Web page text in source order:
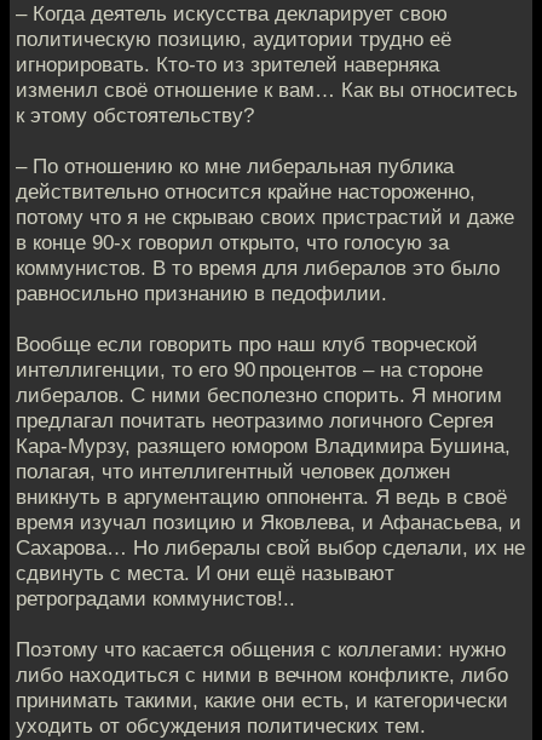
– Когда деятель искусства декларирует свою
политическую позицию, аудитории трудно её
игнорировать. Кто-то из зрителей наверняка
изменил своё отношение к вам… Как вы относитесь
к этому обстоятельству?
– По отношению ко мне либеральная публика
действительно относится крайне настороженно,
потому что я не скрываю своих пристрастий и даже
в конце 90-х говорил открыто, что голосую за
коммунистов. В то время для либералов это было
равносильно признанию в педофилии.
Вообще если говорить про наш клуб творческой
интеллигенции, то его 90 процентов – на стороне
либералов. С ними бесполезно спорить. Я многим
предлагал почитать неотразимо логичного Сергея
Кара-Мурзу, разящего юмором Владимира Бушина,
полагая, что интеллигентный человек должен
вникнуть в аргументацию оппонента. Я ведь в своё
время изучал позицию и Яковлева, и Афанасьева, и
Сахарова… Но либералы свой выбор сделали, их не
сдвинуть с места. И они ещё называют
ретроградами коммунистов!..
Поэтому что касается общения с коллегами: нужно
либо находиться с ними в вечном конфликте, либо
принимать такими, какие они есть, и категорически
уходить от обсуждения политических тем.